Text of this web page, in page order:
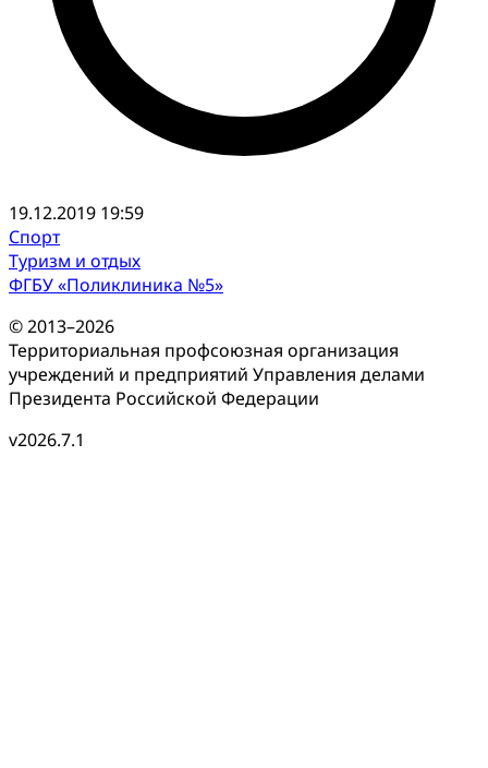
19.12.2019 19:59
Спорт
Туризм и отдых
ФГБУ «Поликлиника №5»
© 2013–2026
Территориальная профсоюзная организация
учреждений и предприятий Управления делами
Президента Российской Федерации
v2026.7.1